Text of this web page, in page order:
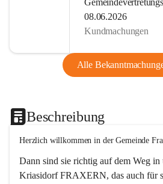
08.06.2026
Kundmachungen
Alle
Beschreibung
Herzlich willkommen in der Gemeinde
Dann sind sie richtig auf dem Weg in
Kriasidorf FRAXERN, das auch für